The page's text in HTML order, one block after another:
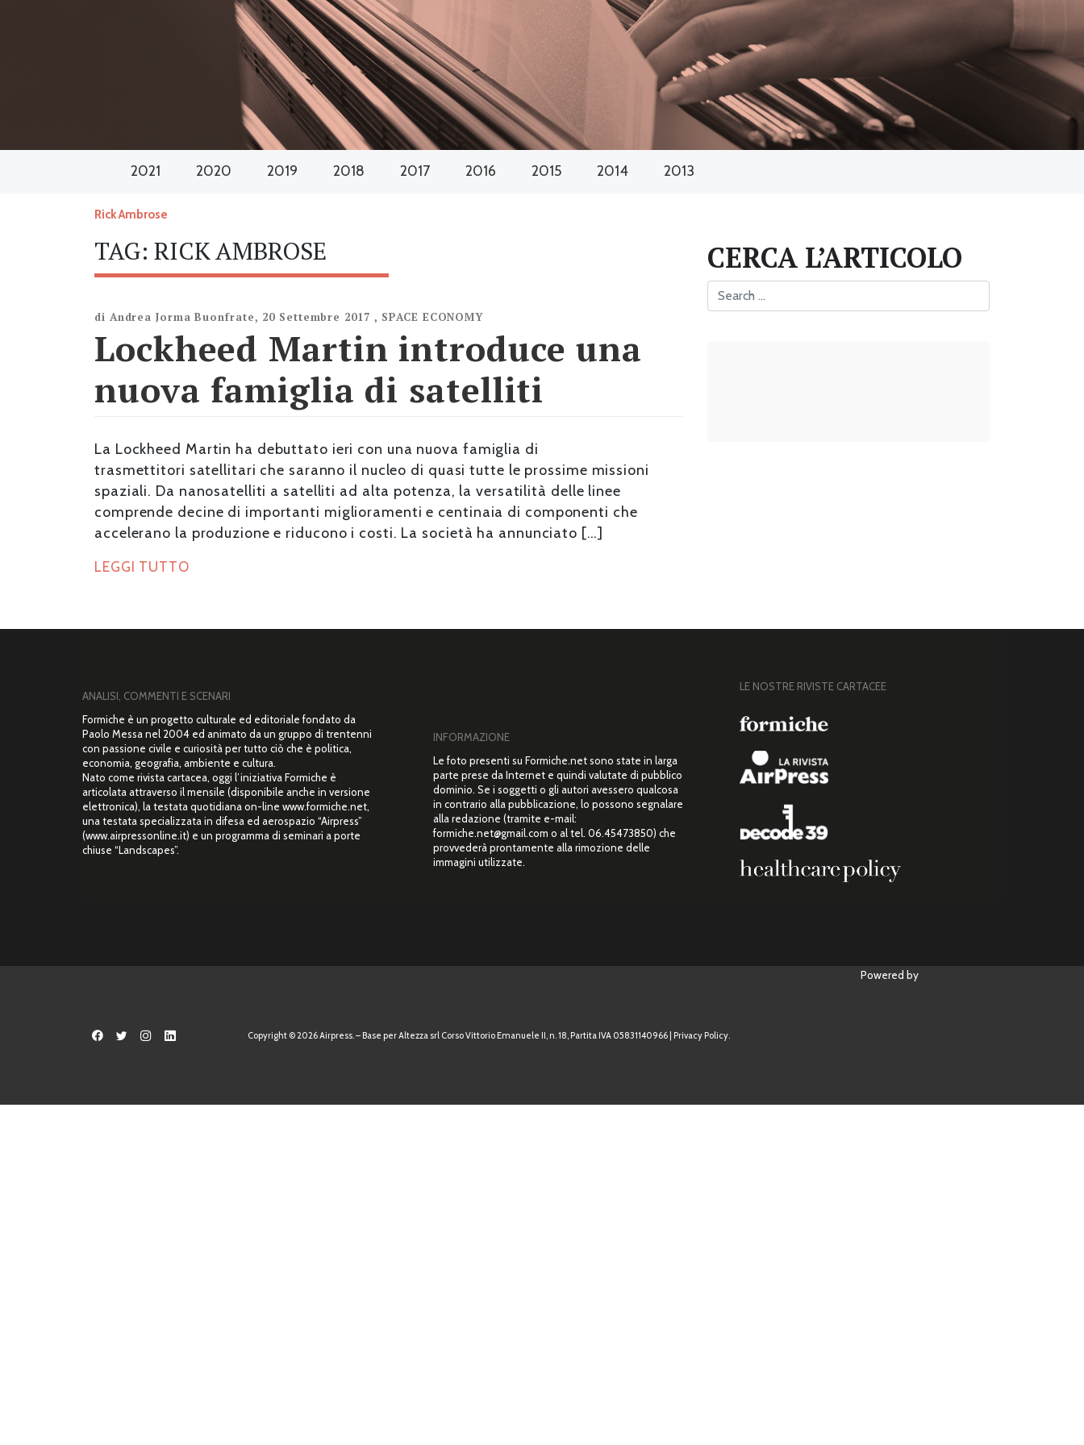
2021 2020 2019 2018 2017 2016 2015 2014 2013
Rick Ambrose
TAG: RICK AMBROSE
di Andrea Jorma Buonfrate, 20 Settembre 2017 , SPACE ECONOMY
Lockheed Martin introduce una
nuova famiglia di satelliti
La Lockheed Martin ha debuttato ieri con una nuova famiglia di
trasmettitori satellitari che saranno il nucleo di quasi tutte le prossime missioni
spaziali. Da nanosatelliti a satelliti ad alta potenza, la versatilità delle linee
comprende decine di importanti miglioramenti e centinaia di componenti che
accelerano la produzione e riducono i costi. La società ha annunciato […]
LEGGI TUTTO
CERCA L’ARTICOLO
ANALISI, COMMENTI E SCENARI
Formiche è un progetto culturale ed editoriale fondato da
Paolo Messa nel 2004 ed animato da un gruppo di trentenni
con passione civile e curiosità per tutto ciò che è politica,
economia, geografia, ambiente e cultura.
Nato come rivista cartacea, oggi l’iniziativa Formiche è
articolata attraverso il mensile (disponibile anche in versione
elettronica), la testata quotidiana on-line www.formiche.net,
una testata specializzata in difesa ed aerospazio “Airpress”
(www.airpressonline.it) e un programma di seminari a porte
chiuse “Landscapes”.
INFORMAZIONE
Le foto presenti su Formiche.net sono state in larga
parte prese da Internet e quindi valutate di pubblico
dominio. Se i soggetti o gli autori avessero qualcosa
in contrario alla pubblicazione, lo possono segnalare
alla redazione (tramite e-mail:
formiche.net@gmail.com o al tel. 06.45473850) che
provvederà prontamente alla rimozione delle
immagini utilizzate.
LE NOSTRE RIVISTE CARTACEE
Copyright © 2026 Airpress. – Base per Altezza srl Corso Vittorio Emanuele II, n. 18, Partita IVA 05831140966 | Privacy Policy.
Powered by